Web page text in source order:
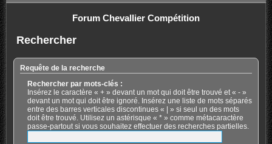
Forum Chevallier Compétition
Rechercher
Requête de la recherche
Rechercher par mots-clés :
Insérez le caractère « + » devant un mot qui doit être trouvé et « - »
devant un mot qui doit être ignoré. Insérez une liste de mots séparés
entre des barres verticales discontinues « | » si seul un des mots
doit être trouvé. Utilisez un astérisque « * » comme métacaractère
passe-partout si vous souhaitez effectuer des recherches partielles.